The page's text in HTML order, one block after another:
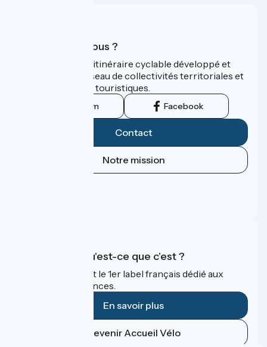
Qui sommes-nous ?
ViaRhôna est un itinéraire cyclable développé et
promu par un réseau de collectivités territoriales et
leurs institutions touristiques.
Instagram Facebook
Contact
Notre mission
Accueil Vélo qu'est-ce que c'est ?
Accueil Vélo c'est le 1er label français dédié aux
cyclistes en vacances.
En savoir plus
Devenir Accueil Vélo